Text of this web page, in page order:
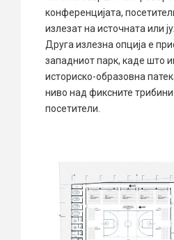
конференцијата,
излезат на источната или
Друга излезна опција е
западниот парк, каде што
историско-образовна
ниво над фиксните
посетители.